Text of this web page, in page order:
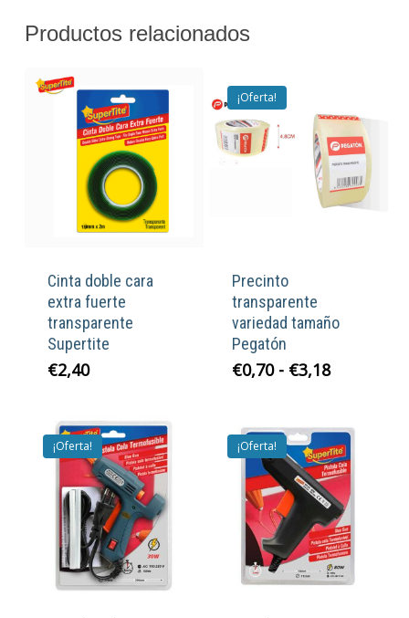
Productos relacionados
Cinta doble cara
extra fuerte
transparente
Supertite
€2,40
¡Oferta!
Precinto
transparente
variedad tamaño
Pegatón
€0,70 - €3,18Rango
desde
€0,70
hasta
€3,18
¡Oferta! ¡Oferta!